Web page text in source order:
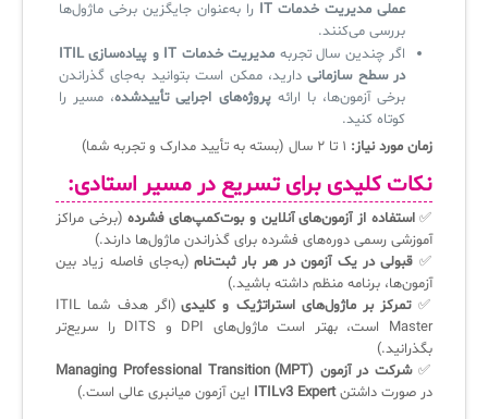
عملی مدیریت خدمات IT
را به‌عنوان جایگزین برخی ماژول‌ها
بررسی می‌کنند.
اگر چندین سال تجربه
مدیریت خدمات IT و پیاده‌سازی ITIL
در سطح سازمانیدارید، ممکن است بتوانید به‌جای گذراندن
برخی آزمون‌ها، با ارائهپروژه‌های اجرایی تأییدشده، مسیر را
کوتاه کنید.
زمان مورد نیاز:
نکات کلیدی برای تسریع در مسیر استادی:
✅استفاده از آزمون‌های آنلاین و بوت‌کمپ‌های فشرده (برخی مراکز
آموزشی رسمی دوره‌های فشرده برای گذراندن ماژول‌ها دارند.)
✅ قبولی در یک آزمون در هر بار ثبت‌نام (به‌جای فاصله زیاد بین
آزمون‌ها، برنامه منظم داشته باشید.)
✅تمرکز بر ماژول‌های استراتژیک و کلیدی
(اگر هدف شما ITIL
Master است، بهتر است ماژول‌های DPI و DITS را سریع‌تر
بگذرانید.)
✅شرکت در آزمون Managing Professional Transition (MPT)
در صورت داشتنITILv3 Expert این آزمون میانبری عالی است.)